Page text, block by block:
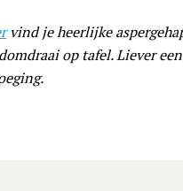
vind je heerlijke
op tafel. Liever